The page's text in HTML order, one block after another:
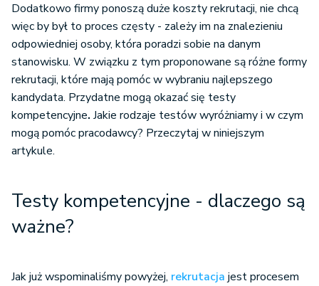
Dodatkowo firmy ponoszą duże koszty rekrutacji, nie chcą
więc by był to proces częsty - zależy im na znalezieniu
odpowiedniej osoby, która poradzi sobie na danym
stanowisku. W związku z tym proponowane są różne formy
rekrutacji, które mają pomóc w wybraniu najlepszego
kandydata. Przydatne mogą okazać się testy
kompetencyjne. Jakie rodzaje testów wyróżniamy i w czym
mogą pomóc pracodawcy? Przeczytaj w niniejszym
artykule.
Testy kompetencyjne - dlaczego są
ważne?
Jak już wspominaliśmy powyżej, rekrutacja jest procesem